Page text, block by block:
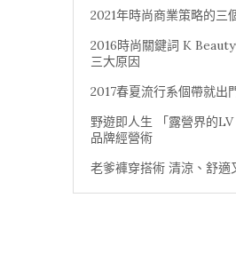
2021年時尚商業策略的三
2016時尚關鍵詞 K
三大原因
2017春夏流行系個帶就出
野遊即人生 「露營界的
品牌經營術
老爹褲穿搭術 清涼、舒適